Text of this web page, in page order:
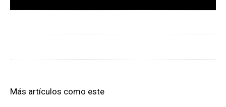
Más artículos como este